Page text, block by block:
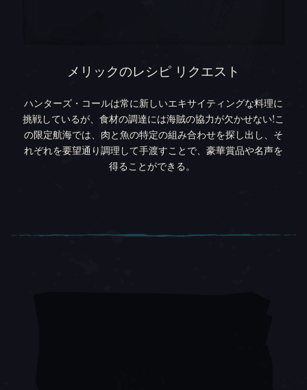
メリックのレシピ リクエスト
ハンターズ・コールは常に新しいエキサイティングな料理に
挑戦しているが、食材の調達には海賊の協力が欠かせない!こ
の限定航海では、肉と魚の特定の組み合わせを探し出し、そ
れぞれを要望通り調理して手渡すことで、豪華賞品や名声を
得ることができる。